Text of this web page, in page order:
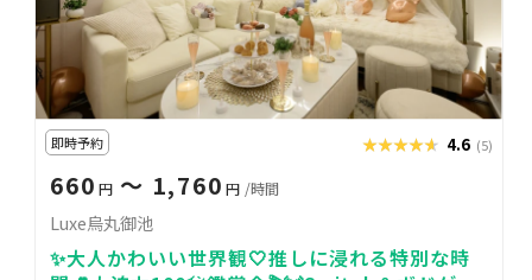
即時予約 ★★★★★
★★★★★ 4.6 (5)
660 円〜 1,760 円 /時間
Luxe烏丸御池
✨大人かわいい世界観🤍推しに浸れる特別な時